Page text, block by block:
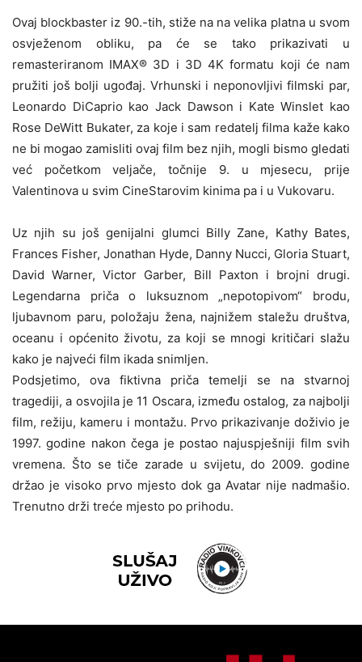
Ovaj blockbaster iz 90.-tih, stiže na na velika platna u svom
osvježenom obliku, pa će se tako prikazivati u
remasteriranom IMAX® 3D i 3D 4K formatu koji će nam
pružiti još bolji ugođaj. Vrhunski i neponovljivi filmski par,
Leonardo DiCaprio kao Jack Dawson i Kate Winslet kao
Rose DeWitt Bukater, za koje i sam redatelj filma kaže kako
ne bi mogao zamisliti ovaj film bez njih, mogli bismo gledati
već početkom veljače, točnije 9. u mjesecu, prije
Valentinova u svim CineStarovim kinima pa i u Vukovaru.
Uz njih su još genijalni glumci Billy Zane, Kathy Bates,
Frances Fisher, Jonathan Hyde, Danny Nucci, Gloria Stuart,
David Warner, Victor Garber, Bill Paxton i brojni drugi.
Legendarna priča o luksuznom „nepotopivom“ brodu,
ljubavnom paru, položaju žena, najnižem staležu društva,
oceanu i općenito životu, za koji se mnogi kritičari slažu
kako je najveći film ikada snimljen.
Podsjetimo, ova fiktivna priča temelji se na stvarnoj
tragediji, a osvojila je 11 Oscara, između ostalog, za najbolji
film, režiju, kameru i montažu. Prvo prikazivanje doživio je
1997. godine nakon čega je postao najuspješniji film svih
vremena. Što se tiče zarade u svijetu, do 2009. godine
držao je visoko prvo mjesto dok ga Avatar nije nadmašio.
Trenutno drži treće mjesto po prihodu.